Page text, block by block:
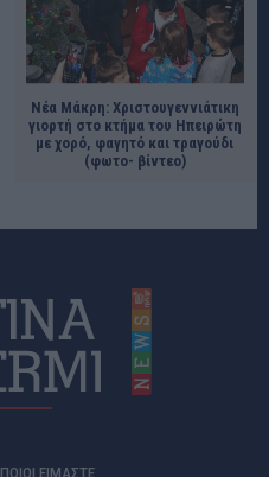
Νέα Μάκρη: Χριστουγεννιάτικη
γιορτή στο κτήμα του Ηπειρώτη
με χορό, φαγητό και τραγούδι
(φωτο- βίντεο)
ΠΟΙΟΊ ΕΊΜΑΣΤΕ